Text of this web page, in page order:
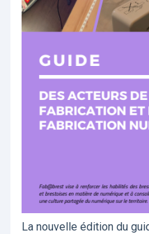
La nouvelle édition du